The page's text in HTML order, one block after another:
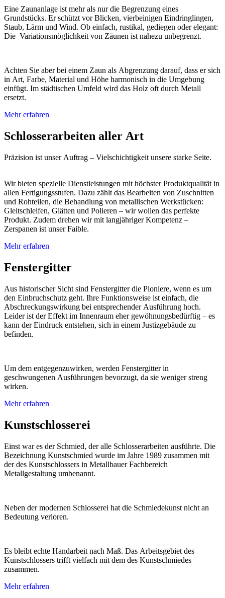
Eine Zaunanlage ist mehr als nur die Begrenzung eines
Grundstücks. Er schützt vor Blicken, vierbeinigen Eindringlingen,
Staub, Lärm und Wind. Ob einfach, rustikal, gediegen oder elegant:
Die Variationsmöglichkeit von Zäunen ist nahezu unbegrenzt.
Achten Sie aber bei einem Zaun als Abgrenzung darauf, dass er sich
in Art, Farbe, Material und Höhe harmonisch in die Umgebung
einfügt. Im städtischen Umfeld wird das Holz oft durch Metall
ersetzt.
Mehr erfahren
Schlosserarbeiten aller Art
Präzision ist unser Auftrag – Vielschichtigkeit unsere starke Seite.
Wir bieten spezielle Dienstleistungen mit höchster Produktqualität in
allen Fertigungsstufen. Dazu zählt das Bearbeiten von Zuschnitten
und Rohteilen, die Behandlung von metallischen Werkstücken:
Gleitschleifen, Glätten und Polieren – wir wollen das perfekte
Produkt. Zudem drehen wir mit langjähriger Kompetenz –
Zerspanen ist unser Faible.
Mehr erfahren
Fenstergitter
Aus historischer Sicht sind Fenstergitter die Pioniere, wenn es um
den Einbruchschutz geht. Ihre Funktionsweise ist einfach, die
Abschreckungswirkung bei entsprechender Ausführung hoch.
Leider ist der Effekt im Innenraum eher gewöhnungsbedürftig – es
kann der Eindruck entstehen, sich in einem Justizgebäude zu
befinden.
Um dem entgegenzuwirken, werden Fenstergitter in
geschwungenen Ausführungen bevorzugt, da sie weniger streng
wirken.
Mehr erfahren
Kunstschlosserei
Einst war es der Schmied, der alle Schlosserarbeiten ausführte. Die
Bezeichnung Kunstschmied wurde im Jahre 1989 zusammen mit
der des Kunstschlossers in Metallbauer Fachbereich
Metallgestaltung umbenannt.
Neben der modernen Schlosserei hat die Schmiedekunst nicht an
Bedeutung verloren.
Es bleibt echte Handarbeit nach Maß. Das Arbeitsgebiet des
Kunstschlossers trifft vielfach mit dem des Kunstschmiedes
zusammen.
Mehr erfahren